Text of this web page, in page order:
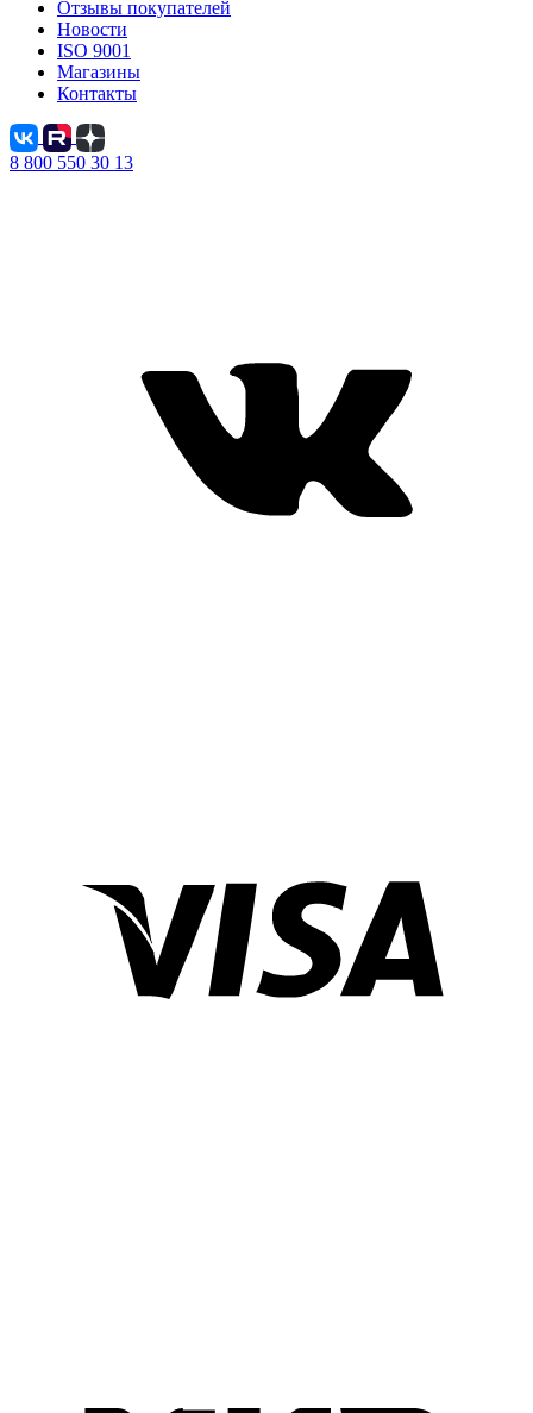
Отзывы покупателей
Новости
ISO 9001
Магазины
Контакты
8 800 550 30 13